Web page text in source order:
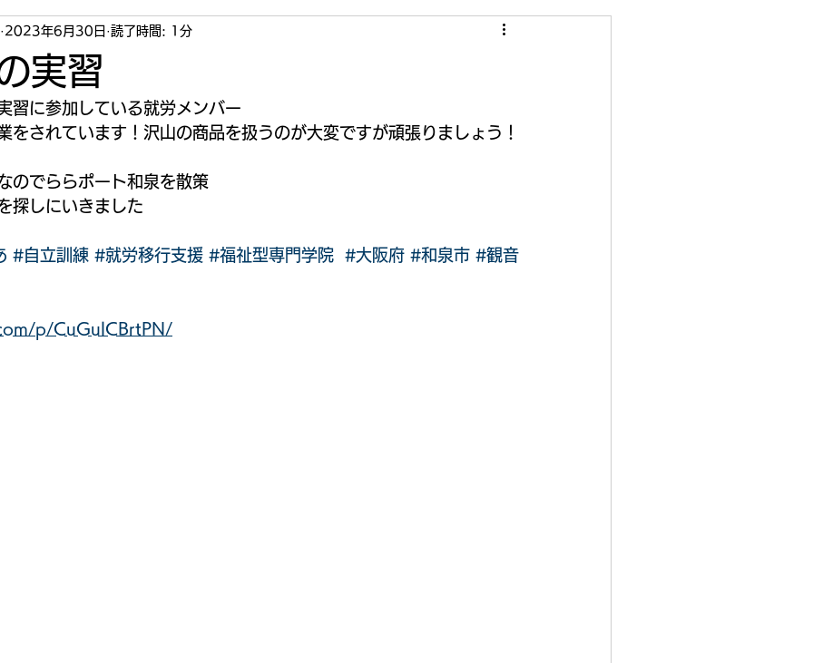
実習
2023年6月30日 読了時間: 1分
習に参加している就労メンバー
をされています！沢山の商品を扱うのが大変ですが頑張りましょう！
のでららポート和泉を散策
探しにいきました
#自立訓練 #就労移行支援 #福祉型専門学院 #大阪府 #和泉市 #観音
p/CuGulCBrtPN/